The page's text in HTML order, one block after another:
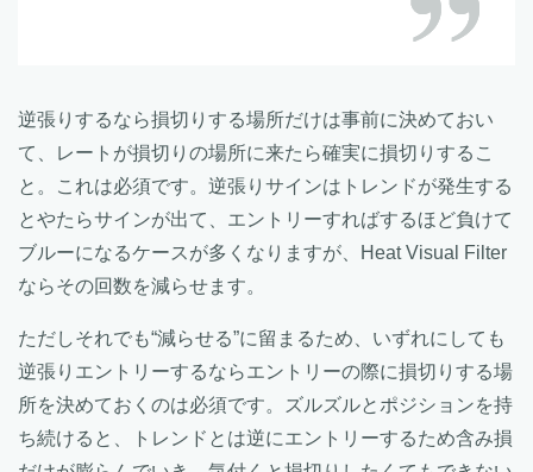
逆張りするなら損切りする場所だけは事前に決めておい
て、レートが損切りの場所に来たら確実に損切りするこ
と。これは必須です。逆張りサインはトレンドが発生する
とやたらサインが出て、エントリーすればするほど負けて
ブルーになるケースが多くなりますが、Heat Visual Filter
ならその回数を減らせます。
ただしそれでも“減らせる”に留まるため、いずれにしても
逆張りエントリーするならエントリーの際に損切りする場
所を決めておくのは必須です。ズルズルとポジションを持
ち続けると、トレンドとは逆にエントリーするため含み損